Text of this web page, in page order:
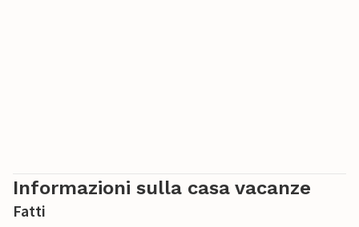
Informazioni sulla casa vacanze
Fatti